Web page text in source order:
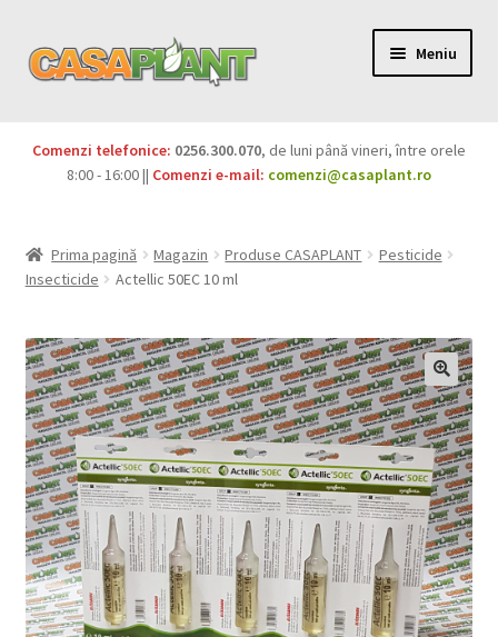
Meniu
Pesticide
copil
Produse BIO
Igienă publică
Casa și grădina
Extinde
meniul
copil
Sere și solarii
Extinde
meniul
copil
Comenzi telefonice: 0256.300.070, de luni până vineri, între orele
8:00 - 16:00 || Comenzi e-mail: comenzi@casaplant.ro
Prima pagină Magazin Produse CASAPLANT
Pesticide
Insecticide
Actellic 50EC 10 ml